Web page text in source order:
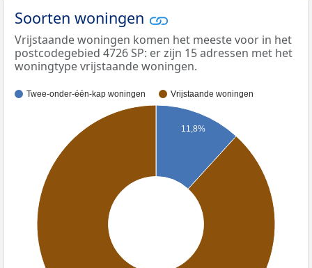
Soorten woningen
Vrijstaande woningen komen het meeste voor in het
postcodegebied 4726 SP: er zijn 15 adressen met het
woningtype vrijstaande woningen.
Twee-onder-één-kap woningen Vrijstaande woningen
11,8%